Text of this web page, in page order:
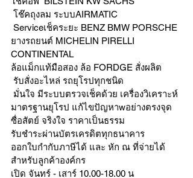
โช๊คถุงลม ระบบAIRMATIC
Serviceเช็คระยะ BENZ BMW PORSCHE
ยางรถยนต์ MICHELIN PIRELLI
CONTINENTAL
ล้อแม็กแท้มือสอง ล้อ FORDGE สั่งผลิต
รับสั่งอะไหล่ รถยุโรปทุกชนิด
มาตรฐานยุโรป แก้ไขปัญหาwอย่างตรงจุด
ซื่อสัตย์ จริงใจ ราคาเป็นธรรม
รับชำระผ่านบัตรเครดิตทุกธนาคาร
ออกใบกำกับภาษีได้ และ หัก ณ ที่จ่ายได้
สำหรับลูกค้าองค์กร
เปิด จันทร์ - เสาร์ 10.00-18.00 น